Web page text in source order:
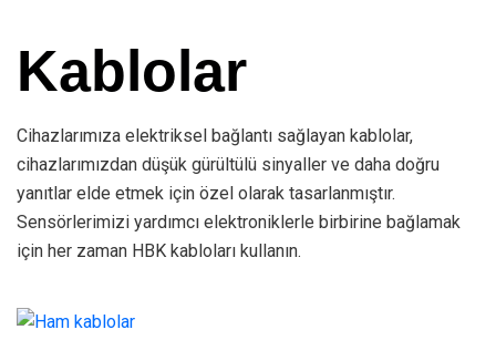
Kablolar
Cihazlarımıza elektriksel bağlantı sağlayan kablolar,
cihazlarımızdan düşük gürültülü sinyaller ve daha doğru
yanıtlar elde etmek için özel olarak tasarlanmıştır.
Sensörlerimizi yardımcı elektroniklerle birbirine bağlamak
için her zaman HBK kabloları kullanın.